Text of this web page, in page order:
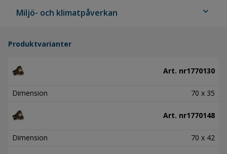
Miljö- och klimatpåverkan expand_more
Produktvarianter
Art. nr1770130
Dimension 70 x 35
Art. nr1770148
Dimension 70 x 42